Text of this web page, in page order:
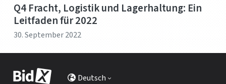
Q4 Fracht, Logistik und Lagerhaltung: Ein
Leitfaden für 2022
30. September 2022
Deutsch